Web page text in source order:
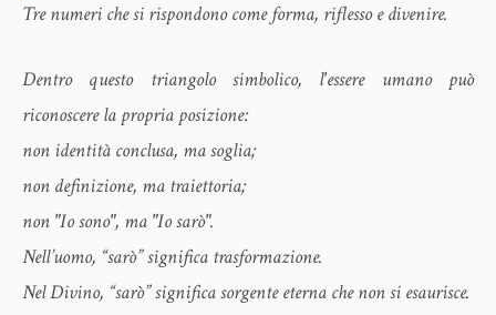
Tre numeri che si rispondono come forma, riflesso e divenire.
Dentro questo triangolo simbolico, l'essere umano può
riconoscere la propria posizione:
non identità conclusa, ma soglia;
non definizione, ma traiettoria;
non "Io sono", ma "Io sarò".
Nell’uomo, “sarò” significa trasformazione.
Nel Divino, “sarò” significa sorgente eterna che non si esaurisce.